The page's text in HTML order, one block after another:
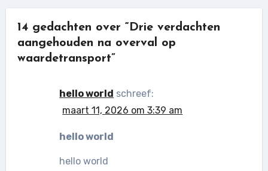
14 gedachten over “Drie verdachten
aangehouden na overval op
waardetransport”
hello world schreef:
maart 11, 2026 om 3:39 am
hello world
hello world